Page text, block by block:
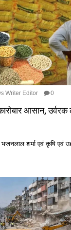
Writer Editor 0
आसान,
शर्मा एवं कृषि एवं